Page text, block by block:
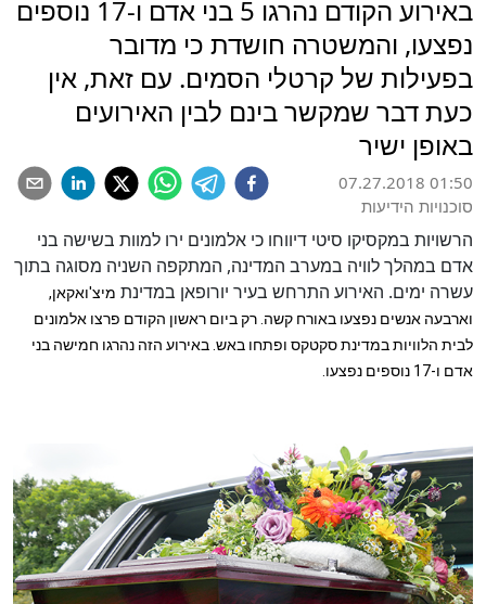
באירוע הקודם נהרגו 5 בני אדם ו-17 נוספים
נפצעו, והמשטרה חושדת כי מדובר
בפעילות של קרטלי הסמים. עם זאת, אין
כעת דבר שמקשר בינם לבין האירועים
באופן ישיר
07.27.2018 01:50
סוכנויות הידיעות
הרשויות במקסיקו סיטי דיווחו כי אלמונים ירו למוות בשישה בני
אדם במהלך לוויה במערב המדינה, המתקפה השניה מסוגה בתוך
עשרה ימים. האירוע התרחש בעיר יורופאן במדינת מיצ'ואקאן,
וארבעה אנשים נפצעו באורח קשה. רק ביום ראשון הקודם פרצו אלמונים
לבית הלוויות במדינת סקטקס ופתחו באש. באירוע הזה נהרגו חמישה בני
אדם ו-17 נוספים נפצעו.